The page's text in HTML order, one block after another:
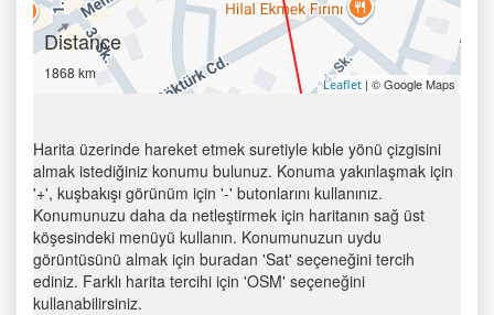
Distance
1868 km
Leaflet | © Google Maps
Harita üzerinde hareket etmek suretiyle kıble yönü çizgisini
almak istediğiniz konumu bulunuz. Konuma yakınlaşmak için
'+', kuşbakışı görünüm için '-' butonlarını kullanınız.
Konumunuzu daha da netleştirmek için haritanın sağ üst
köşesindeki menüyü kullanın. Konumunuzun uydu
görüntüsünü almak için buradan 'Sat' seçeneğini tercih
ediniz. Farklı harita tercihi için 'OSM' seçeneğini
kullanabilirsiniz.